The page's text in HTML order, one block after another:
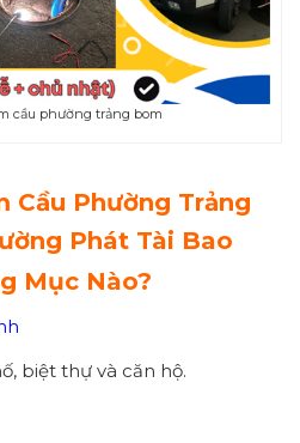
cầu phường trảng bom
Cầu Phường Trảng
Phát Tài Bao
Mục Nào?
biệt thự và căn hộ.